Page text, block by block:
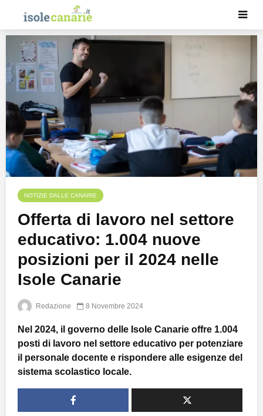
NOTIZIE DALLE CANARIE
Offerta di lavoro nel settore
educativo: 1.004 nuove
posizioni per il 2024 nelle
Isole Canarie
Redazione 8 Novembre 2024
Nel 2024, il governo delle Isole Canarie offre 1.004
posti di lavoro nel settore educativo per potenziare
il personale docente e rispondere alle esigenze del
sistema scolastico locale.